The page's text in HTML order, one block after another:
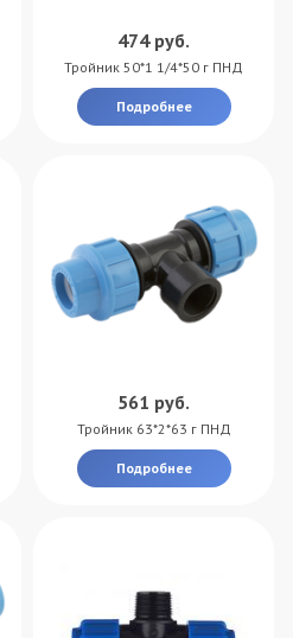
474 руб.
Тройник 50*1 1/4*50 г ПНД
Подробнее
561 руб.
Тройник 63*2*63 г ПНД
Подробнее